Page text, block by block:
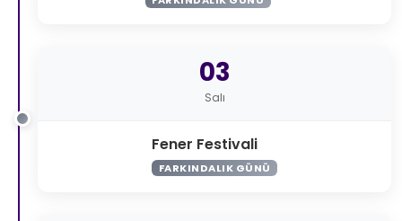
03
Salı
Fener Festivali
FARKINDALIK GÜNÜ